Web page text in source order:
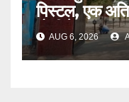
पिस्टल, एक
गोली के साथ एक
AUG 6, 2026